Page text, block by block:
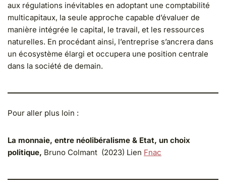
aux régulations inévitables en adoptant une comptabilité
multicapitaux, la seule approche capable d’évaluer de
manière intégrée le capital, le travail, et les ressources
naturelles. En procédant ainsi, l’entreprise s’ancrera dans
un écosystème élargi et occupera une position centrale
dans la société de demain.
Pour aller plus loin :
La monnaie, entre néolibéralisme & Etat, un choix
politique, Bruno Colmant (2023) Lien Fnac